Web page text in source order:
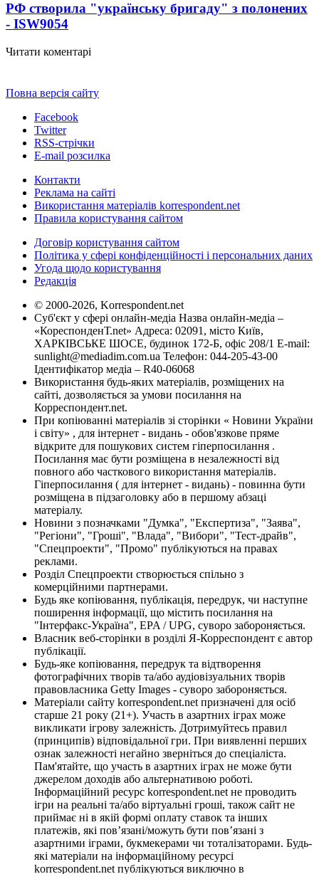
РФ створила "українську бригаду" з полонених
- ISW9054
Читати коментарі
Повна версія сайту
Facebook
Twitter
RSS-стрічки
E-mail розсилка
Контакти
Реклама на сайті
Використання матеріалів korrespondent.net
Правила користування сайтом
Договір користування сайтом
Політика у сфері конфіденційності і персональних даних
Угода щодо користування
Редакція
© 2000-2026, Korrespondent.net
Суб'єкт у сфері онлайн-медіа Назва онлайн-медіа –
«КореспонденТ.net» Адреса: 02091, місто Київ,
ХАРКІВСЬКЕ ШОСЕ, будинок 172-Б, офіс 208/1 E-mail:
sunlight@mediadim.com.ua Телефон: 044-205-43-00
Ідентифікатор медіа – R40-06068
Використання будь-яких матеріалів, розміщених на
сайті, дозволяється за умови посилання на
Корреспондент.net.
При копіюванні матеріалів зі сторінки « Новини України
і світу» , для інтернет - видань - обов'язкове пряме
відкрите для пошукових систем гіперпосилання .
Посилання має бути розміщена в незалежності від
повного або часткового використання матеріалів.
Гіперпосилання ( для інтернет - видань) - повинна бути
розміщена в підзаголовку або в першому абзаці
матеріалу.
Новини з позначками "Думка", "Експертиза", "Заява",
"Регіони", "Гроші", "Влада", "Вибори", "Тест-драйв",
"Спецпроекти", "Промо" публікуються на правах
реклами.
Розділ Спецпроекти створюється спільно з
комерційними партнерами.
Будь яке копіювання, публікація, передрук, чи наступне
поширення інформації, що містить посилання на
"Інтерфакс-Україна", EPA / UPG, суворо забороняється.
Власник веб-сторінки в розділі Я-Корреспондент є автор
публікації.
Будь-яке копіювання, передрук та відтворення
фотографічних творів та/або аудіовізуальних творів
правовласника Getty Images - суворо забороняється.
Матеріали сайту korrespondent.net призначені для осіб
старше 21 року (21+). Участь в азартних іграх може
викликати ігрову залежність. Дотримуйтесь правил
(принципів) відповідальної гри. При виявленні перших
ознак залежності негайно зверніться до спеціаліста.
Пам'ятайте, що участь в азартних іграх не може бути
джерелом доходів або альтернативою роботі.
Інформаційний ресурс korrespondent.net не проводить
ігри на реальні та/або віртуальні гроші, також сайт не
приймає ні в якій формі оплату ставок та інших
платежів, які пов’язані/можуть бути пов’язані з
азартними іграми, букмекерами чи тоталізаторами. Будь-
які матеріали на інформаційному ресурсі
korrespondent.net публікуються виключно в